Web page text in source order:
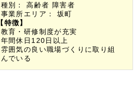
種別： 高齢者 障害者
事業所エリア：
坂町
【特徴】
教育・研修制度が充実
年間休日120日以上
雰囲気の良い職場づくりに取り組
んでいる